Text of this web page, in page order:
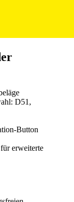
D51,
Button
erweiterte